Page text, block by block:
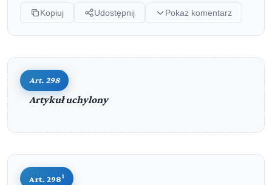
Kopiuj Udostępnij Pokaż komentarz
Art. 298
Artykuł uchylony
Art. 2981